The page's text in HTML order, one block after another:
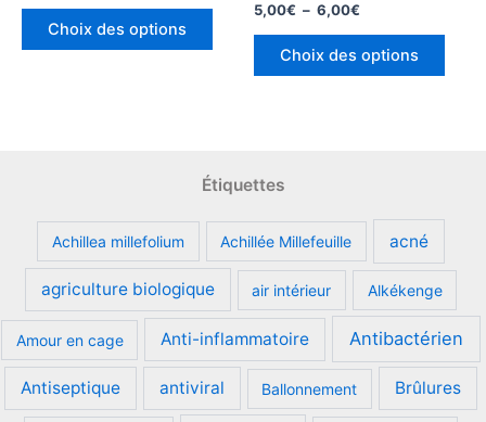
prix :
6,00€
Choix des options
Ce
produit
peuvent
être
choisies
sur
la
page
du
produit
5,00€ – 6,00€
prix :
5,00€
Choix des options
Ce
page
Étiquettes
Achillea millefolium Achillée Millefeuille acné
agriculture biologique air intérieur Alkékenge
Amour en cage Anti-inflammatoire Antibactérien
Antiseptique antiviral Ballonnement Brûlures